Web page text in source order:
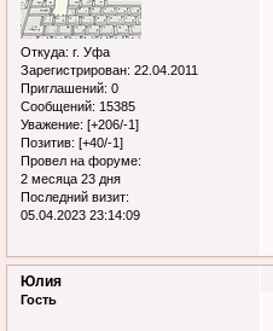
Откуда: г. Уфа
Зарегистрирован: 22.04.2011
Приглашений: 0
Сообщений: 15385
Уважение: [+206/-1]
Позитив: [+40/-1]
Провел на форуме:
2 месяца 23 дня
Последний визит:
05.04.2023 23:14:09
Юлия
Гость